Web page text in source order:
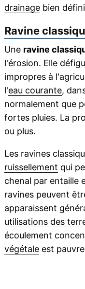
drainagebien
Ravine
Une ravine
l'érosion. Elle
impropres à
l'eau courante,
normalement que
fortes pluies. La
ou plus.
Les ravines
ruissellement qui
chenal par entaille
ravines peuvent
apparaissent
utilisations des
écoulement
végétaleest